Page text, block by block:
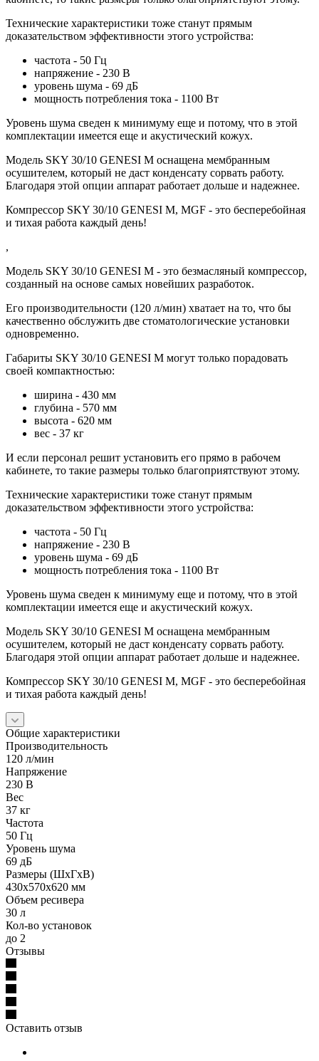
Технические характеристики тоже станут прямым
доказательством эффективности этого устройства:
частота - 50 Гц
напряжение - 230 В
уровень шума - 69 дБ
мощность потребления тока - 1100 Вт
Уровень шума сведен к минимуму еще и потому, что в этой
комплектации имеется еще и акустический кожух.
Модель SKY 30/10 GENESI M оснащена мембранным
осушителем, который не даст конденсату сорвать работу.
Благодаря этой опции аппарат работает дольше и надежнее.
Компрессор SKY 30/10 GENESI M, MGF - это бесперебойная
и тихая работа каждый день!
,
Модель SKY 30/10 GENESI M - это безмасляный компрессор,
созданный на основе самых новейших разработок.
Его производительности (120 л/мин) хватает на то, что бы
качественно обслужить две стоматологические установки
одновременно.
Габариты SKY 30/10 GENESI M могут только порадовать
своей компактностью:
ширина - 430 мм
глубина - 570 мм
высота - 620 мм
вес - 37 кг
И если персонал решит установить его прямо в рабочем
кабинете, то такие размеры только благоприятствуют этому.
Технические характеристики тоже станут прямым
доказательством эффективности этого устройства:
частота - 50 Гц
напряжение - 230 В
уровень шума - 69 дБ
мощность потребления тока - 1100 Вт
Уровень шума сведен к минимуму еще и потому, что в этой
комплектации имеется еще и акустический кожух.
Модель SKY 30/10 GENESI M оснащена мембранным
осушителем, который не даст конденсату сорвать работу.
Благодаря этой опции аппарат работает дольше и надежнее.
Компрессор SKY 30/10 GENESI M, MGF - это бесперебойная
и тихая работа каждый день!
Общие характеристики
Производительность
120 л/мин
Напряжение
230 В
Вес
37 кг
Частота
50 Гц
Уровень шума
69 дБ
Размеры (ШхГхВ)
430x570x620 мм
Объем ресивера
30 л
Кол-во установок
до 2
Отзывы
Оставить отзыв